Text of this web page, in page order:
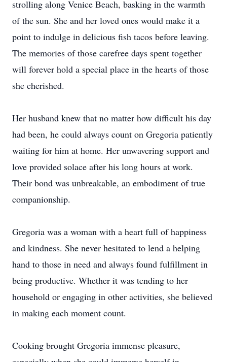
strolling along Venice Beach, basking in the warmth
of the sun. She and her loved ones would make it a
point to indulge in delicious fish tacos before leaving.
The memories of those carefree days spent together
will forever hold a special place in the hearts of those
she cherished.
Her husband knew that no matter how difficult his day
had been, he could always count on Gregoria patiently
waiting for him at home. Her unwavering support and
love provided solace after his long hours at work.
Their bond was unbreakable, an embodiment of true
companionship.
Gregoria was a woman with a heart full of happiness
and kindness. She never hesitated to lend a helping
hand to those in need and always found fulfillment in
being productive. Whether it was tending to her
household or engaging in other activities, she believed
in making each moment count.
Cooking brought Gregoria immense pleasure,